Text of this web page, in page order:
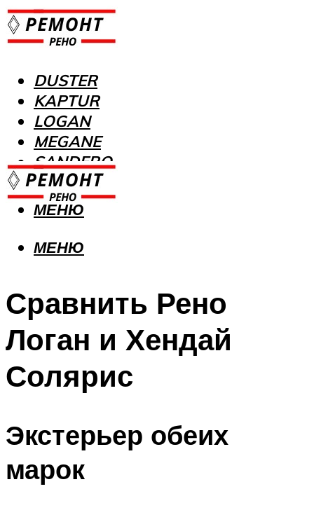
DUSTER
KAPTUR
LOGAN
MEGANE
SANDERO
МЕНЮ
МЕНЮ
Сравнить Рено
Логан и Хендай
Солярис
Экстерьер обеих
марок